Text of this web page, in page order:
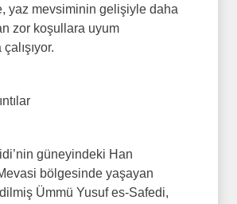
yaz mevsiminin gelişiyle daha
zor koşullara uyum
güneyindeki Han
bölgesinde yaşayan
Ümmü Yusuf es-Safedi,